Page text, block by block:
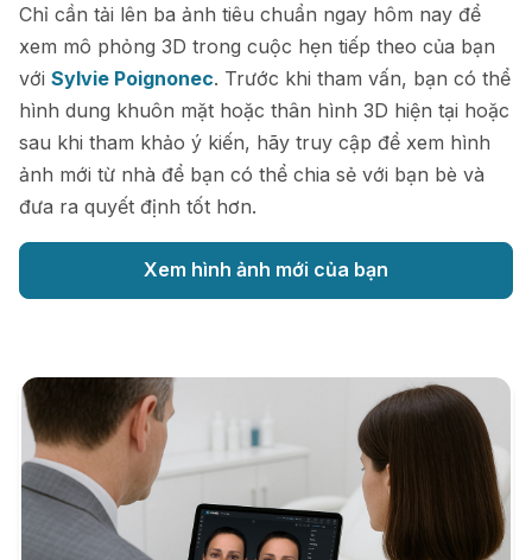
Chỉ cần tải lên ba ảnh tiêu chuẩn ngay hôm nay để
xem mô phỏng 3D trong cuộc hẹn tiếp theo của bạn
với Sylvie Poignonec. Trước khi tham vấn, bạn có thể
hình dung khuôn mặt hoặc thân hình 3D hiện tại hoặc
sau khi tham khảo ý kiến, hãy truy cập để xem hình
ảnh mới từ nhà để bạn có thể chia sẻ với bạn bè và
đưa ra quyết định tốt hơn.
Xem hình ảnh mới của bạn